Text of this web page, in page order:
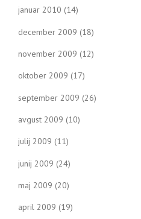
januar 2010 (14)
december 2009 (18)
november 2009 (12)
oktober 2009 (17)
september 2009 (26)
avgust 2009 (10)
julij 2009 (11)
junij 2009 (24)
maj 2009 (20)
april 2009 (19)